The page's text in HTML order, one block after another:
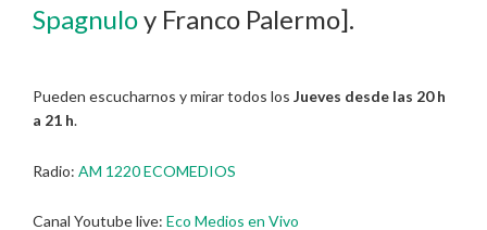
Spagnuloy Franco Palermo].
Pueden escucharnos y mirar todos los Jueves desde las 20 h
a 21 h.
Radio: AM 1220 ECOMEDIOS
Canal Youtube live: Eco Medios en Vivo